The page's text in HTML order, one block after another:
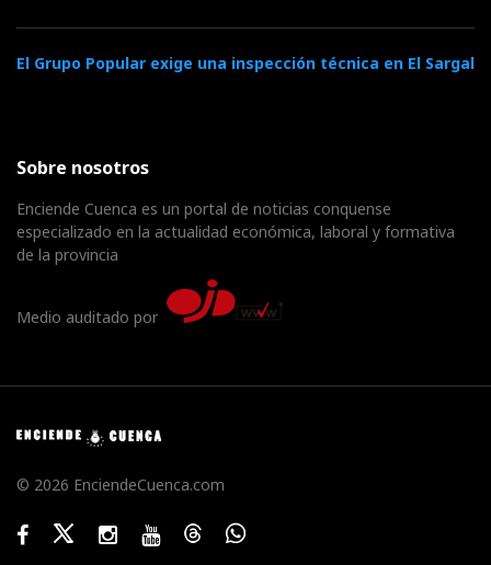
El Grupo Popular exige una inspección técnica en El Sargal
Sobre nosotros
Enciende Cuenca es un portal de noticias conquense
especializado en la actualidad económica, laboral y formativa
de la provincia
Medio auditado por
© 2026 EnciendeCuenca.com
FacebookTwitterInstagramYoutubeThreadsWhatsApp